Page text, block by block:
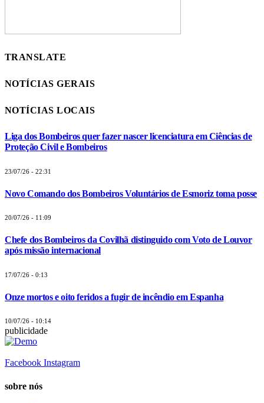
TRANSLATE
NOTÍCIAS GERAIS
NOTÍCIAS LOCAIS
Liga dos Bombeiros quer fazer nascer licenciatura em Ciências de
Proteção Civil e Bombeiros
23/07/26 - 22:31
Novo Comando dos Bombeiros Voluntários de Esmoriz toma posse
20/07/26 - 11:09
Chefe dos Bombeiros da Covilhã distinguido com Voto de Louvor
após missão internacional
17/07/26 - 0:13
Onze mortos e oito feridos a fugir de incêndio em Espanha
10/07/26 - 10:14
publicidade
Facebook Instagram
sobre nós